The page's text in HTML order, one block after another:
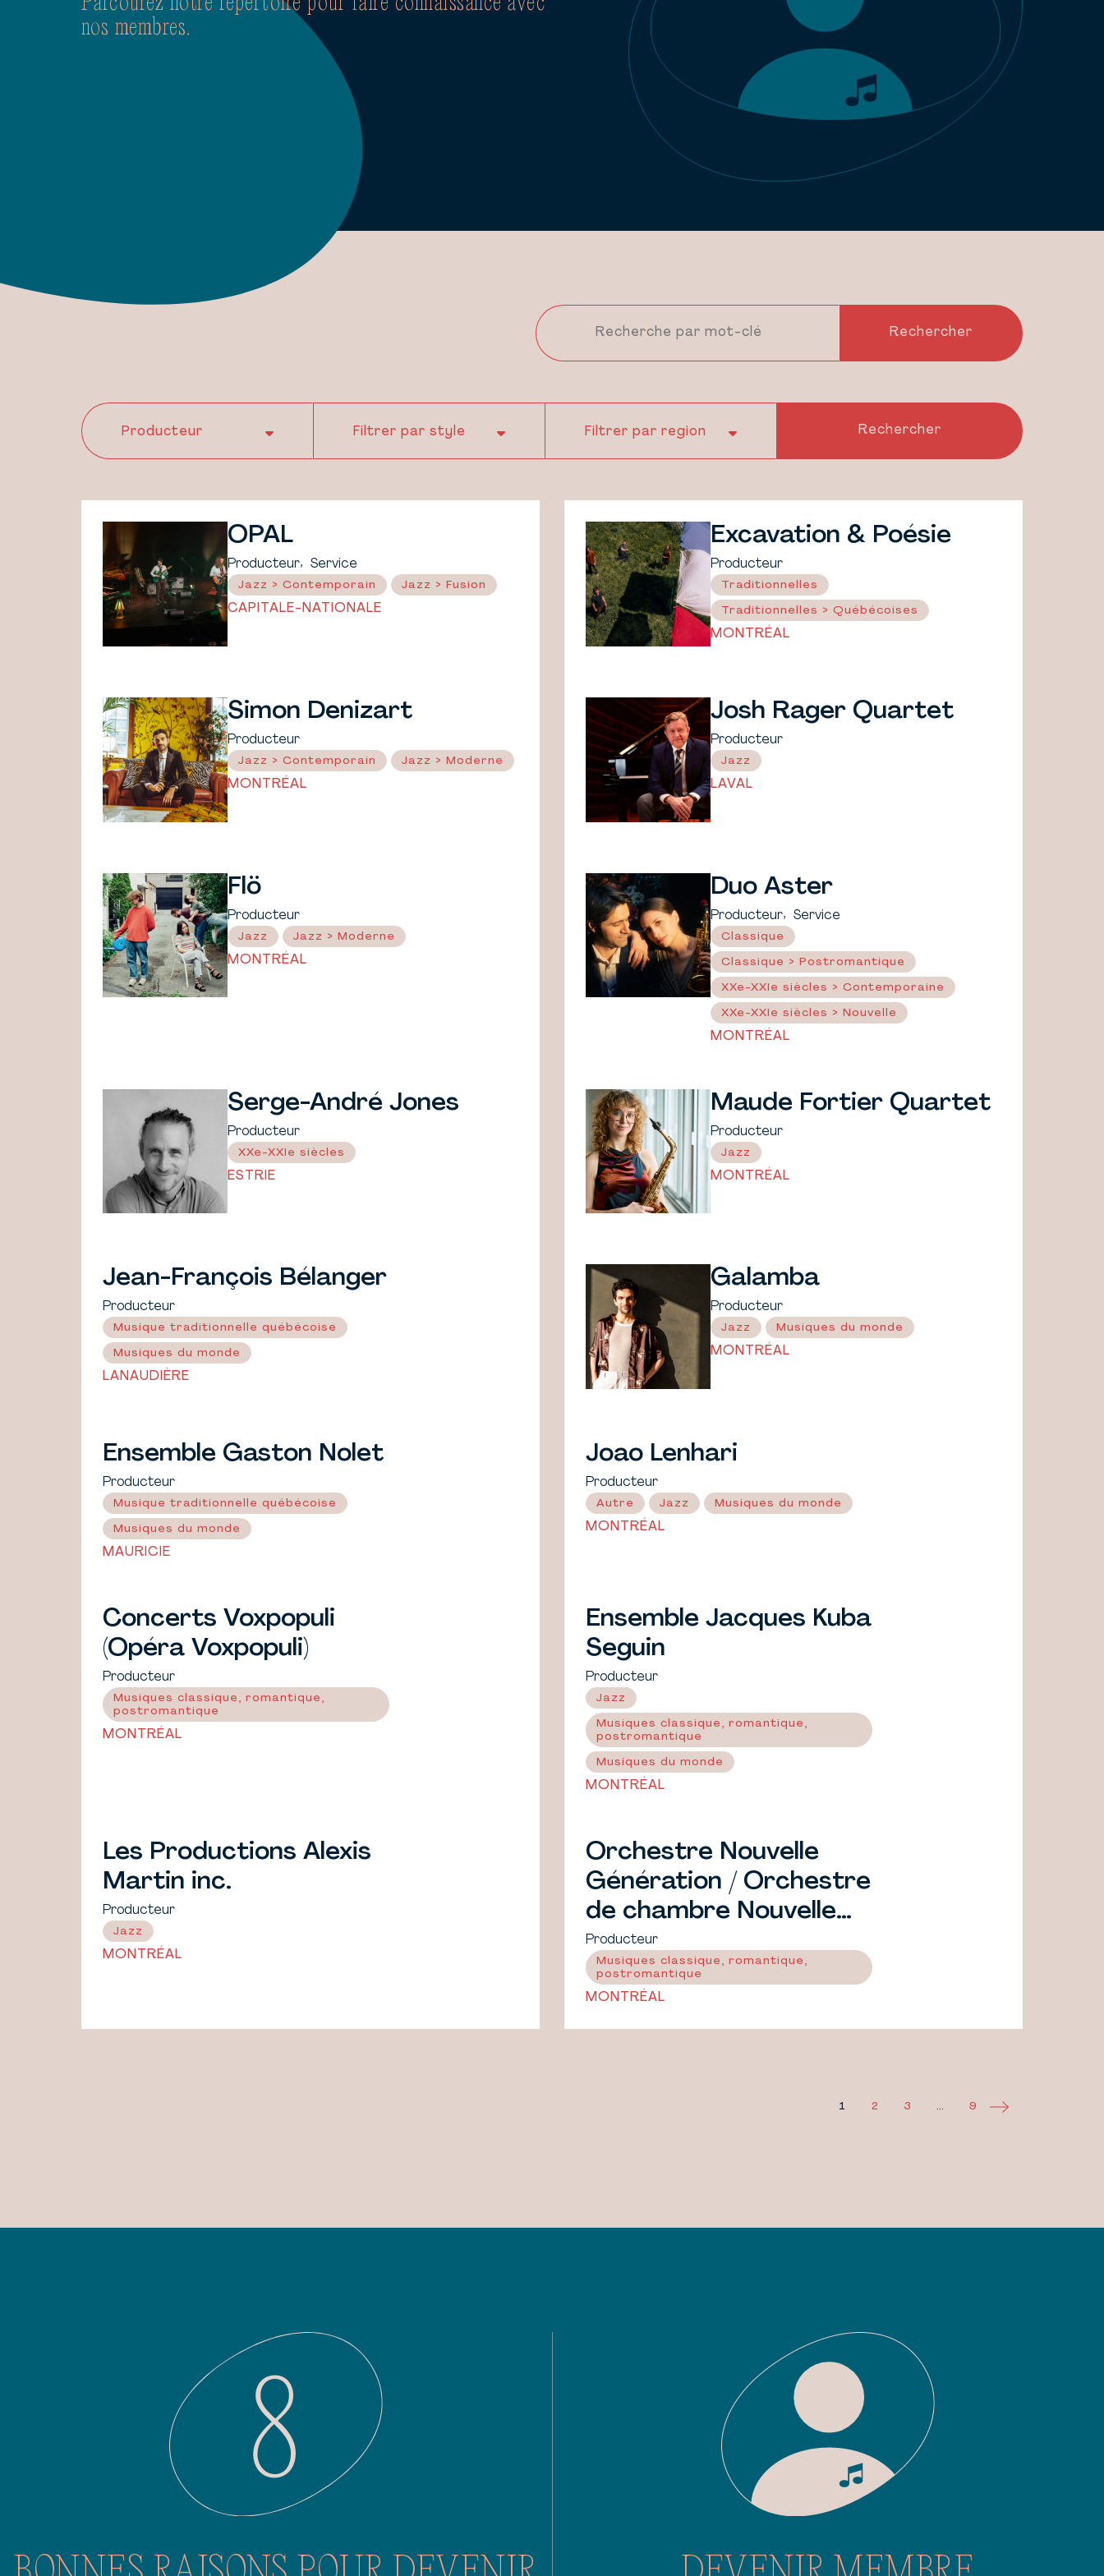
nos membres.
OPAL
Producteur, Service
Jazz > Contemporain Jazz > Fusion
CAPITALE-NATIONALE
Excavation & Poésie
Producteur
Traditionnelles
Traditionnelles > Québécoises
MONTRÉAL
Simon Denizart
Producteur
Jazz > Contemporain Jazz > Moderne
MONTRÉAL
Josh Rager Quartet
Producteur
Jazz
LAVAL
Flö
Producteur
Jazz Jazz > Moderne
MONTRÉAL
Duo Aster
Producteur, Service
Classique
Classique > Postromantique
XXe-XXIe siècles > Contemporaine
XXe-XXIe siècles > Nouvelle
MONTRÉAL
Serge-André Jones
Producteur
XXe-XXIe siècles
ESTRIE
Maude Fortier Quartet
Producteur
Jazz
MONTRÉAL
Jean-François Bélanger
Producteur
Musique traditionnelle québécoise
Musiques du monde
LANAUDIÈRE
Galamba
Producteur
Jazz Musiques du monde
MONTRÉAL
Ensemble Gaston Nolet
Producteur
Musique traditionnelle québécoise
Musiques du monde
MAURICIE
Joao Lenhari
Producteur
Autre Jazz Musiques du monde
MONTRÉAL
Concerts Voxpopuli
(Opéra Voxpopuli)
Producteur
Musiques classique, romantique,
postromantique
MONTRÉAL
Ensemble Jacques Kuba
Seguin
Producteur
Jazz
Musiques classique, romantique,
postromantique
Musiques du monde
MONTRÉAL
Les Productions Alexis
Martin inc.
Producteur
Jazz
MONTRÉAL
Orchestre Nouvelle
Génération / Orchestre
de chambre Nouvelle
Inc
Producteur
Musiques classique, romantique,
postromantique
MONTRÉAL
1 2 3 … 9